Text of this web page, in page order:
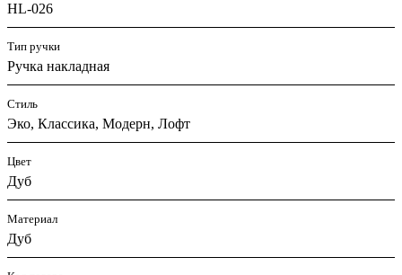
HL-026
Тип ручки
Ручка накладная
Стиль
Эко, Классика, Модерн, Лофт
Цвет
Дуб
Материал
Дуб